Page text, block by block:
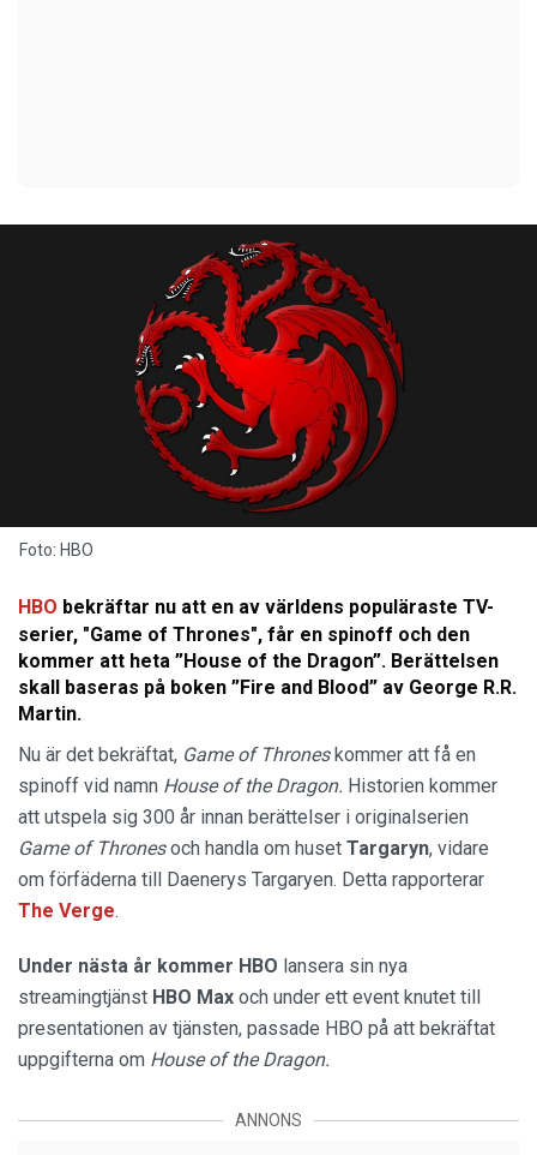
Foto: HBO
HBO bekräftar nu att en av världens populäraste TV-
serier, "Game of Thrones", får en spinoff och den
kommer att heta ”House of the Dragon”. Berättelsen
skall baseras på boken ”Fire and Blood” av George R.R.
Martin.
Nu är det bekräftat, Game of Throneskommer att få en
spinoff vid namn House of the Dragon. Historien kommer
att utspela sig 300 år innan berättelser i originalserien
Game of Thronesoch handla om huset Targaryn, vidare
om förfäderna till Daenerys Targaryen. Detta rapporterar
The Verge.
Under nästa år kommer HBO lansera sin nya
streamingtjänst HBO Max och under ett event knutet till
presentationen av tjänsten, passade HBO på att bekräftat
uppgifterna om House of the Dragon.
ANNONS